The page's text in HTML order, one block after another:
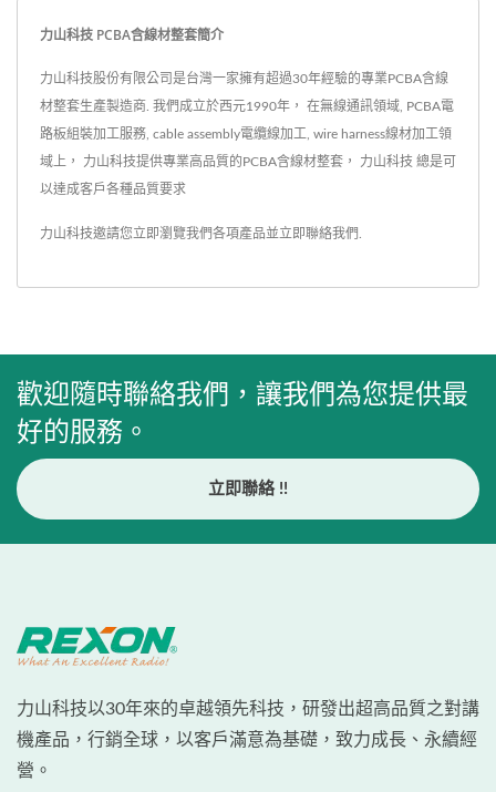
力山科技 PCBA含線材整套簡介
力山科技股份有限公司是台灣一家擁有超過30年經驗的專業PCBA含線
材整套生產製造商. 我們成立於西元1990年， 在無線通訊領域, PCBA電
路板組裝加工服務, cable assembly電纜線加工, wire harness線材加工領
域上， 力山科技提供專業高品質的PCBA含線材整套， 力山科技 總是可
以達成客戶各種品質要求
力山科技邀請您立即瀏覽我們各項產品並立即聯絡我們
歡迎隨時聯絡我們，讓我們為您提供最
好的服務。
立即聯絡 !!
力山科技以30年來的卓越領先科技，研發出超高品質之對講
機產品，行銷全球，以客戶滿意為基礎，致力成長、永續經
營。